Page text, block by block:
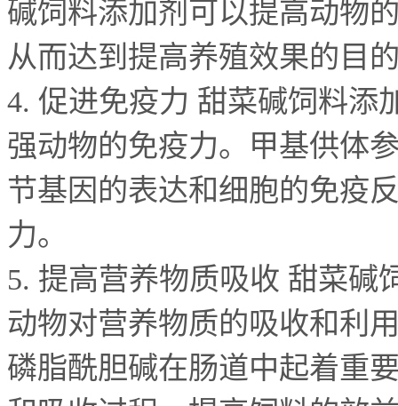
碱饲料添加剂可以提高动物
从而达到提高养殖效果的目
4. 促进免疫力 甜菜碱饲料添
强动物的免疫力。甲基供体
节基因的表达和细胞的免疫
力。
5. 提高营养物质吸收 甜菜碱
动物对营养物质的吸收和利
磷脂酰胆碱在肠道中起着重